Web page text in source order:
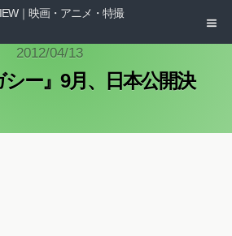
｜映画・アニメ・特撮
2012/04/13
シー』9月、日本公開決